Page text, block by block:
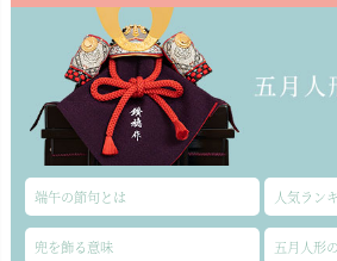
端午の節句とは 人気ラン
兜を飾る意味 五月人形